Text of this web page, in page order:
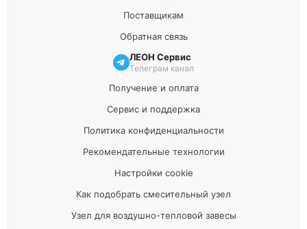
Поставщикам
Обратная связь
ЛЕОН Сервис
Телеграм канал
Получение и оплата
Сервис и поддержка
Политика конфиденциальности
Рекомендательные технологии
Настройки cookie
Как подобрать смесительный узел
Узел для воздушно-тепловой завесы